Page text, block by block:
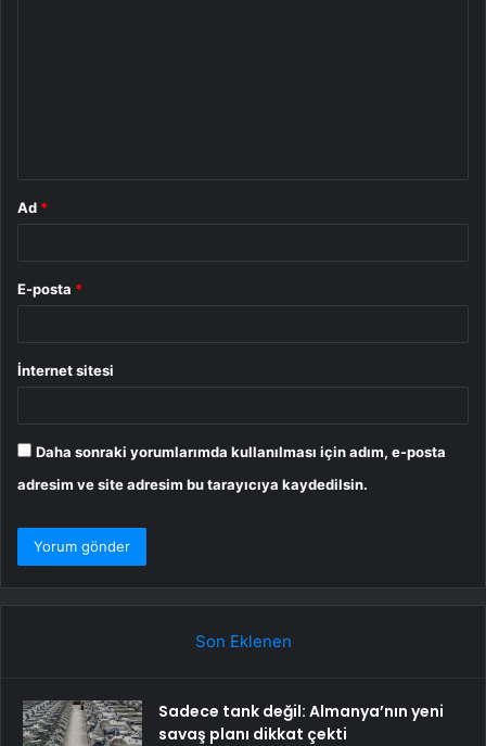
Ad *
E-posta *
İnternet sitesi
Daha sonraki yorumlarımda kullanılması için adım, e-posta
adresim ve site adresim bu tarayıcıya kaydedilsin.
Son Eklenen
Sadece tank değil: Almanya’nın yeni
savaş planı dikkat çekti